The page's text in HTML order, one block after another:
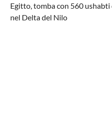
Egitto, tomba con 560 ushabti
nel Delta del Nilo